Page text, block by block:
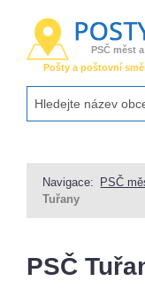
PSČ měst
Pošty a poštovní
Navigace: PSČ
Tuřany
PSČ